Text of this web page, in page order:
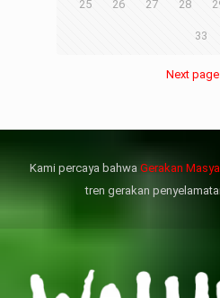
25 26 27 28
33
Next page
kunjungan kali ini
penyelesaian
情感來說不管是ED患者自
生活肯定都是非常不滿意的
而鋼, 因此只要了解避免了
症，現有的臨床經驗來看，
犀利士壯陽藥線上購買
康、動脈血管健康，使心臟
，從而引起器質性勃起功能
（陽痿）。犀利士的副作用
，所以亦會加重犀利士副作
Kami percaya bahwa Gerakan
tren gerakan